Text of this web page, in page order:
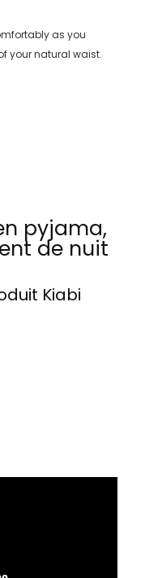
as you
your natural waist.
pyjama,
de nuit
Kiabi